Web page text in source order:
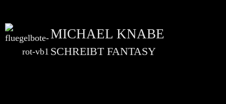
MICHAEL KNABE
SCHREIBT FANTASY